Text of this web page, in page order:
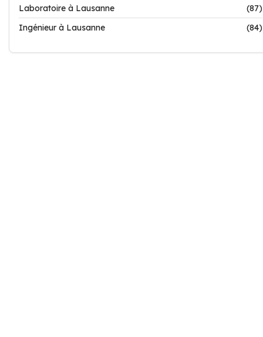
Laboratoire à Lausanne
(87)
Ingénieur à Lausanne
(84)